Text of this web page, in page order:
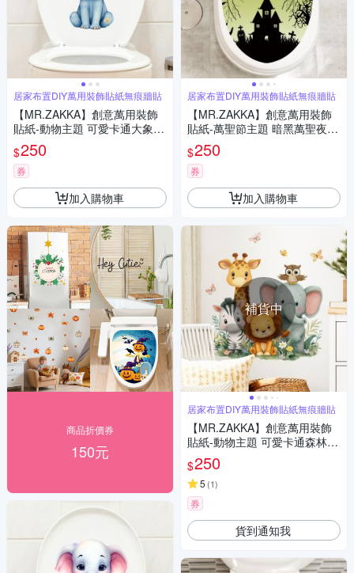
居家布置DIY萬用裝飾貼紙無痕牆貼
【MR.ZAKKA】創意萬用裝飾
貼紙-動物主題 可愛卡通大象 B
款 居家布置 DIY可移式壁貼 無
痕壁貼 牆貼
$250
券
加入購物車
商品折價券
150元
居家布置DIY萬用裝飾貼紙無痕牆貼
【MR.ZAKKA】創意萬用裝飾
貼紙-萬聖節主題 暗黑萬聖夜 L
款 居家布置 DIY可移式壁貼 無
痕壁貼 牆貼
$250
券
加入購物車
補貨中
居家布置DIY萬用裝飾貼紙無痕牆貼
【MR.ZAKKA】創意萬用裝飾
貼紙-動物主題 可愛卡通森林動
物 居家布置 DIY可移式壁貼 無
痕壁貼 牆貼
$250
5 (1)
券
貨到通知我